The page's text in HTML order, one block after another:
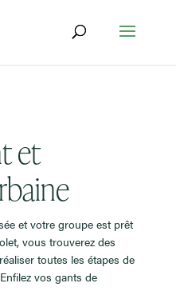
et
et votre groupe est prêt
vous trouverez des
toutes les étapes de
vos gants de